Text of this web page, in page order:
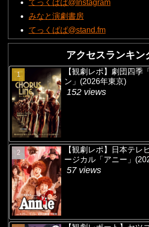
てっくぱぱ@Instagram
みなと演劇書房
てっくぱぱ@stand.fm
アクセスランキン
【観劇レポ】劇団四季
ン」(2026年東京)
152 views
【観劇レポ】日本テレ
ージカル「アニー」
57 views